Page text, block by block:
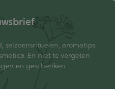
seizoensrituelen, aromatips
En niet te vergeten
en geschenken.